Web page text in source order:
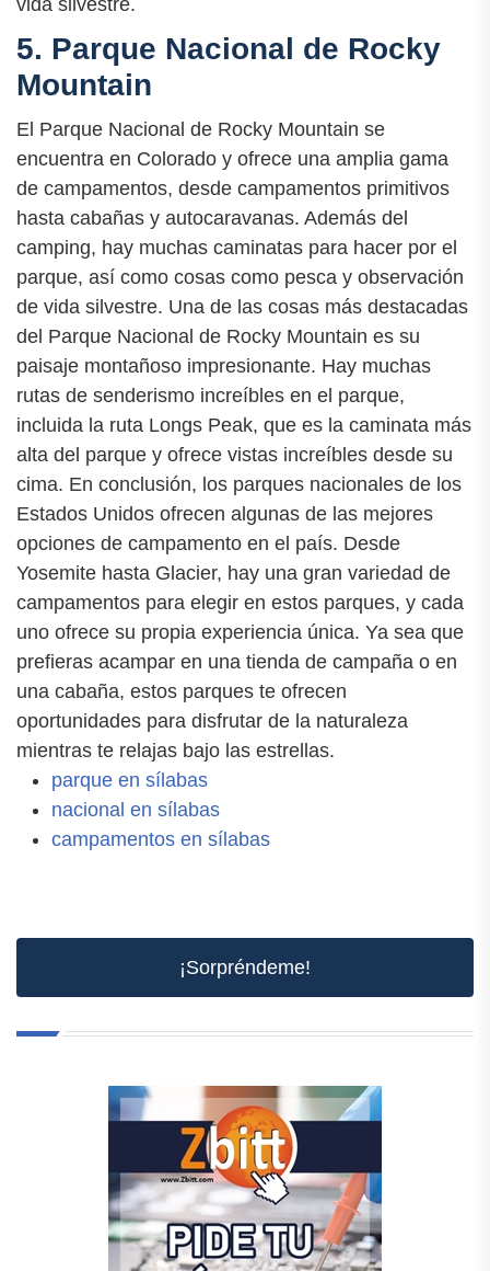
5. Parque Nacional de Rocky
Mountain
El Parque Nacional de Rocky Mountain se
encuentra en Colorado y ofrece una amplia gama
de campamentos, desde campamentos primitivos
hasta cabañas y autocaravanas. Además del
camping, hay muchas caminatas para hacer por el
parque, así como cosas como pesca y observación
de vida silvestre. Una de las cosas más destacadas
del Parque Nacional de Rocky Mountain es su
paisaje montañoso impresionante. Hay muchas
rutas de senderismo increíbles en el parque,
incluida la ruta Longs Peak, que es la caminata más
alta del parque y ofrece vistas increíbles desde su
cima. En conclusión, los parques nacionales de los
Estados Unidos ofrecen algunas de las mejores
opciones de campamento en el país. Desde
Yosemite hasta Glacier, hay una gran variedad de
campamentos para elegir en estos parques, y cada
uno ofrece su propia experiencia única. Ya sea que
prefieras acampar en una tienda de campaña o en
una cabaña, estos parques te ofrecen
oportunidades para disfrutar de la naturaleza
mientras te relajas bajo las estrellas.
parque en sílabas
nacional en sílabas
campamentos en sílabas
¡Sorpréndeme!